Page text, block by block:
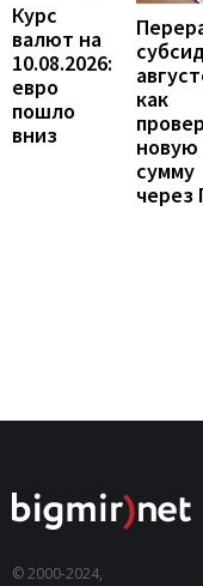
Курс
валют на
10.08.2026:
евро
пошло
вниз
как
новую
сумму
© 2000-2024,